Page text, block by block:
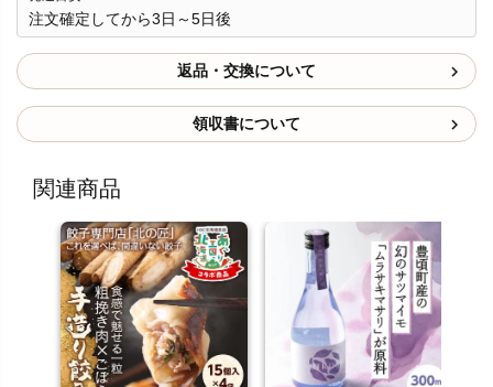
注文確定してから3日～5日後
返品・交換について
領収書について
関連商品